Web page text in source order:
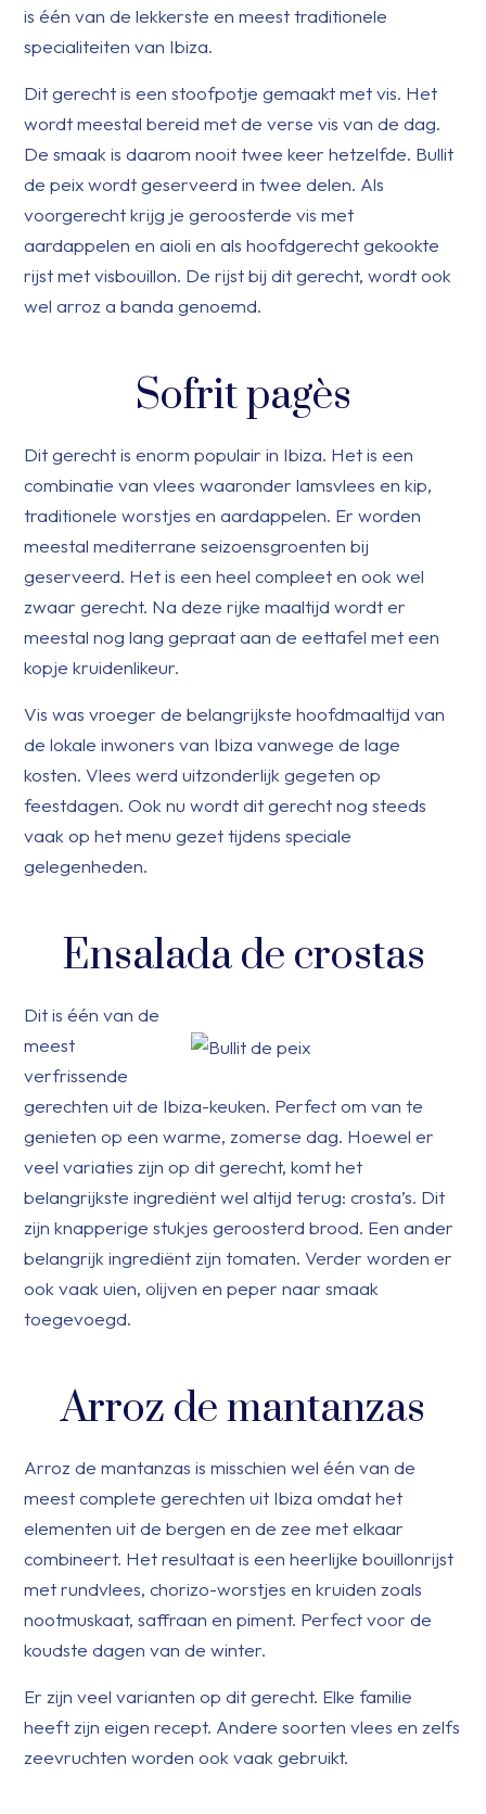
is één van de lekkerste en meest traditionele
specialiteiten van Ibiza.
Dit gerecht is een stoofpotje gemaakt met vis. Het
wordt meestal bereid met de verse vis van de dag.
De smaak is daarom nooit twee keer hetzelfde. Bullit
de peix wordt geserveerd in twee delen. Als
voorgerecht krijg je geroosterde vis met
aardappelen en aioli en als hoofdgerecht gekookte
rijst met visbouillon. De rijst bij dit gerecht, wordt ook
wel arroz a banda genoemd.
Sofrit pagès
Dit gerecht is enorm populair in Ibiza. Het is een
combinatie van vlees waaronder lamsvlees en kip,
traditionele worstjes en aardappelen. Er worden
meestal mediterrane seizoensgroenten bij
geserveerd. Het is een heel compleet en ook wel
zwaar gerecht. Na deze rijke maaltijd wordt er
meestal nog lang gepraat aan de eettafel met een
kopje kruidenlikeur.
Vis was vroeger de belangrijkste hoofdmaaltijd van
de lokale inwoners van Ibiza vanwege de lage
kosten. Vlees werd uitzonderlijk gegeten op
feestdagen. Ook nu wordt dit gerecht nog steeds
vaak op het menu gezet tijdens speciale
gelegenheden.
Ensalada de crostas
Dit is één van de
meest
verfrissende
gerechten uit de Ibiza-keuken. Perfect om van te
genieten op een warme, zomerse dag. Hoewel er
veel variaties zijn op dit gerecht, komt het
belangrijkste ingrediënt wel altijd terug: crosta’s. Dit
zijn knapperige stukjes geroosterd brood. Een ander
belangrijk ingrediënt zijn tomaten. Verder worden er
ook vaak uien, olijven en peper naar smaak
toegevoegd.
Arroz de mantanzas
Arroz de mantanzas is misschien wel één van de
meest complete gerechten uit Ibiza omdat het
elementen uit de bergen en de zee met elkaar
combineert. Het resultaat is een heerlijke bouillonrijst
met rundvlees, chorizo-worstjes en kruiden zoals
nootmuskaat, saffraan en piment. Perfect voor de
koudste dagen van de winter.
Er zijn veel varianten op dit gerecht. Elke familie
heeft zijn eigen recept. Andere soorten vlees en zelfs
zeevruchten worden ook vaak gebruikt.